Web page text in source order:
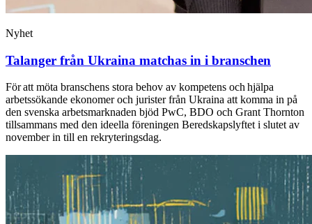
Nyhet
Talanger från Ukraina matchas in i branschen
För att möta branschens stora behov av kompetens och hjälpa
arbetssökande ekonomer och jurister från Ukraina att komma in på
den svenska arbetsmarknaden bjöd PwC, BDO och Grant Thornton
tillsammans med den ideella föreningen Beredskapslyftet i slutet av
november in till en rekryteringsdag.